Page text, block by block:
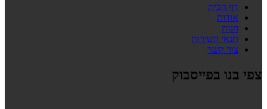
דף הבית
אודות
חנות
תנאי השירות
צור קשר
צפי בנו בפייסבוק